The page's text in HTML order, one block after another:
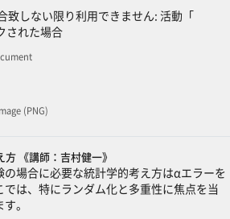
致しない限り利用できません: 活動「
された場合
(PNG)
《講師：吉村健一》
場合に必要な統計学的考え方はαエラーを
は、特にランダム化と多重性に焦点を当
。